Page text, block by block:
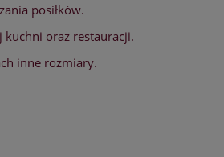
posiłków.
kuchni oraz restauracji.
inne rozmiary.